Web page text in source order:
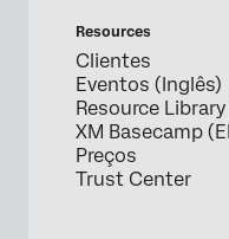
Resources
Clientes
Eventos (Inglês)
Resource Library
XM Basecamp
Preços
Trust Center